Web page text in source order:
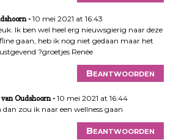
10 mei 2021 at 16:43
Ik ben wel heel erg nieuwsgierig naar deze
gaan, heb ik nog niet gedaan maar het
?groetjes Renée
Beantwoorden
van Oudshoorn
10 mei 2021 at 16:44
dan zou ik naar een wellness gaan
Beantwoorden